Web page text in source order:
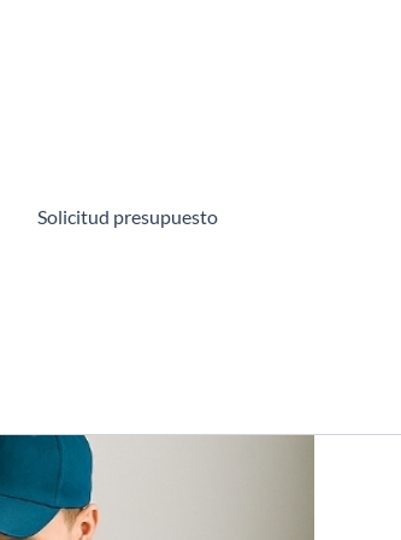
Solicitud presupuesto